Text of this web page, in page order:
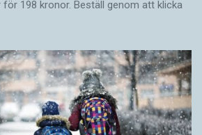
198 kronor. Beställ genom att klicka